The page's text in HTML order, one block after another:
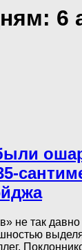
6
не так